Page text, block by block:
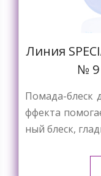
Линия
№ 9
Помада-блеск
ффекта
ный блеск,